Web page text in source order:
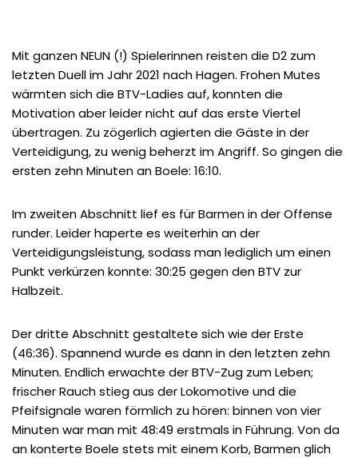
Mit ganzen NEUN (!) Spielerinnen reisten die D2 zum
letzten Duell im Jahr 2021 nach Hagen. Frohen Mutes
wärmten sich die BTV-Ladies auf, konnten die
Motivation aber leider nicht auf das erste Viertel
übertragen. Zu zögerlich agierten die Gäste in der
Verteidigung, zu wenig beherzt im Angriff. So gingen die
ersten zehn Minuten an Boele: 16:10.
Im zweiten Abschnitt lief es für Barmen in der Offense
runder. Leider haperte es weiterhin an der
Verteidigungsleistung, sodass man lediglich um einen
Punkt verkürzen konnte: 30:25 gegen den BTV zur
Halbzeit.
Der dritte Abschnitt gestaltete sich wie der Erste
(46:36). Spannend wurde es dann in den letzten zehn
Minuten. Endlich erwachte der BTV-Zug zum Leben;
frischer Rauch stieg aus der Lokomotive und die
Pfeifsignale waren förmlich zu hören: binnen von vier
Minuten war man mit 48:49 erstmals in Führung. Von da
an konterte Boele stets mit einem Korb, Barmen glich